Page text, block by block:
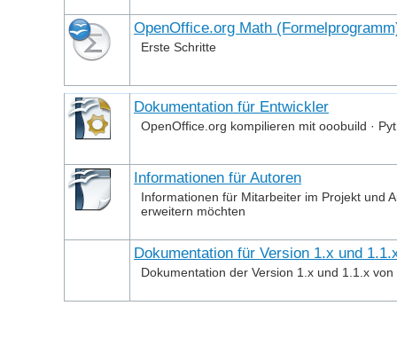
OpenOffice.org Math
Erste Schritte
Dokumentation für Entwickler
OpenOffice.org kompilieren mit ooobuild ·
Informationen für Autoren
Informationen für Mitarbeiter im Projekt und
erweitern möchten
Dokumentation für Version 1.x und
Dokumentation der Version 1.x und 1.1.x